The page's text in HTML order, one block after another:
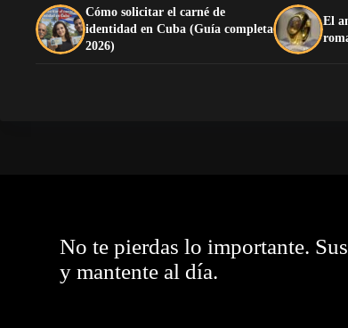
Cómo solicitar el carné de
identidad en Cuba (Guía completa
2026)
El
No te pierdas lo importante.
y mantente al día.